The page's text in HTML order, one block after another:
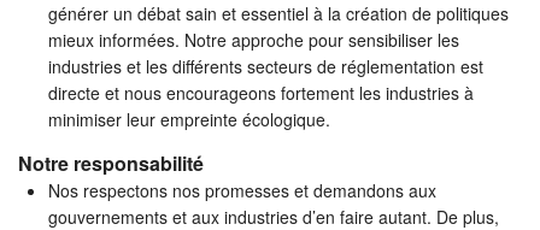
générer un débat sain et essentiel à la création de politiques
mieux informées. Notre approche pour sensibiliser les
industries et les différents secteurs de réglementation est
directe et nous encourageons fortement les industries à
minimiser leur empreinte écologique.
Notre responsabilité
Nos respectons nos promesses et demandons aux
gouvernements et aux industries d’en faire autant. De plus,